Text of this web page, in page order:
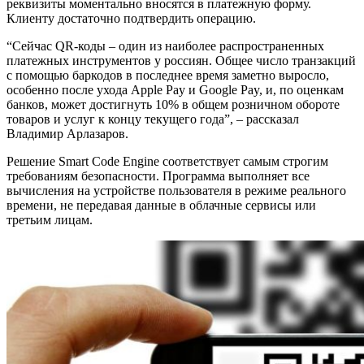
реквизиты моментально вносятся в платежную форму.
Клиенту достаточно подтвердить операцию.
“Сейчас QR-коды – один из наиболее распространенных
платежных инструментов у россиян. Общее число транзакций
с помощью баркодов в последнее время заметно выросло,
особенно после ухода Apple Pay и Google Pay, и, по оценкам
банков, может достигнуть 10% в общем розничном обороте
товаров и услуг к концу текущего года”, – рассказал
Владимир Арлазаров.
Решение Smart Code Engine соответствует самым строгим
требованиям безопасности. Программа выполняет все
вычисления на устройстве пользователя в режиме реального
времени, не передавая данные в облачные сервисы или
третьим лицам.